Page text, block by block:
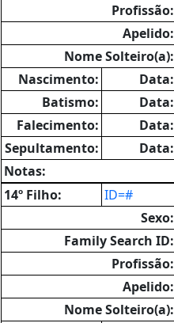
Profissão:
Apelido:
Nome Solteiro(a):
Nascimento:
Data:
Batismo:
Data:
Falecimento:
Data:
Sepultamento:
Data:
Notas:
14º Filho:
ID=#
Sexo:
Family Search ID:
Profissão:
Apelido:
Nome Solteiro(a):